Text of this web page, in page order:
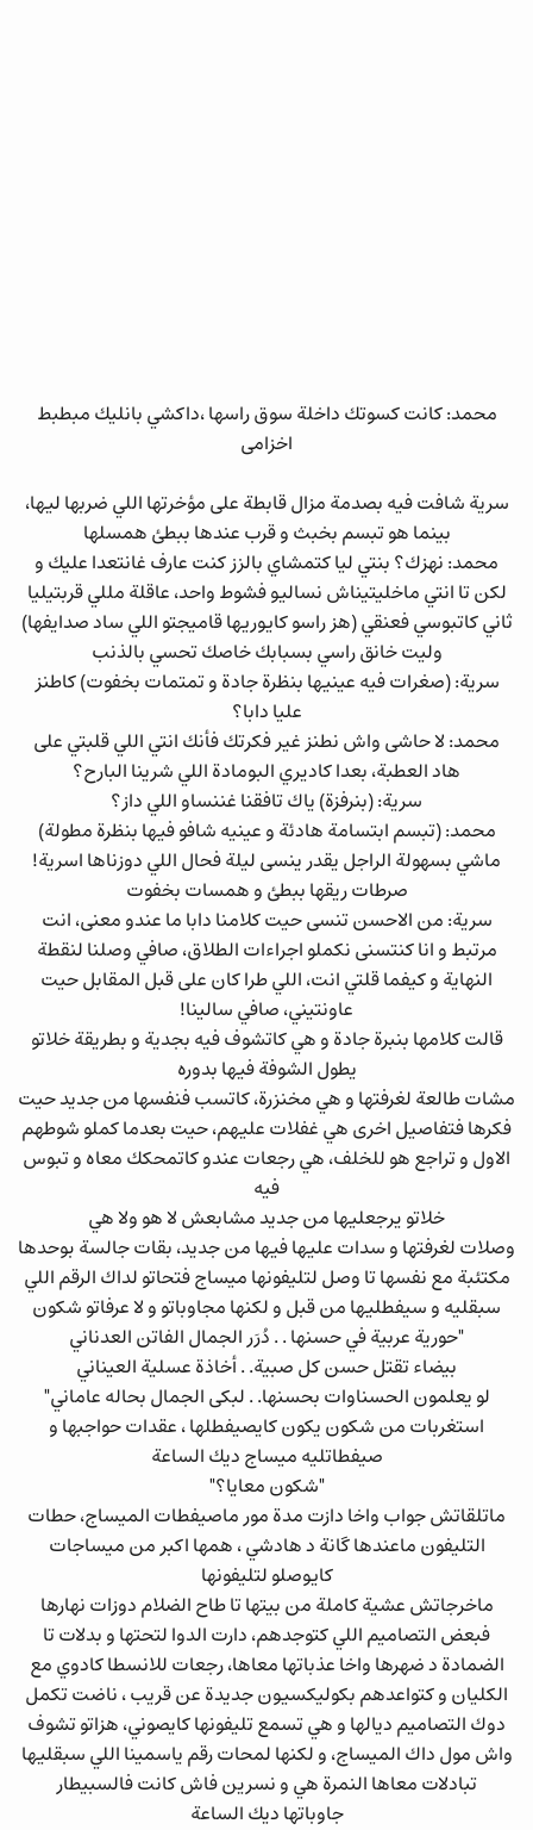
محمد: كانت كسوتك داخلة سوق راسها ،داكشي بانليك مبطبط
اخزامى
سرية شافت فيه بصدمة مزال قابطة على مؤخرتها اللي ضربها ليها،
بينما هو تبسم بخبث و قرب عندها ببطئ همسلها
محمد: نهزك؟ بنتي ليا كتمشاي بالزز كنت عارف غانتعدا عليك و
لكن تا انتي ماخليتيناش نساليو فشوط واحد، عاقلة مللي قربتيليا
ثاني كاتبوسي فعنقي (هز راسو كايوريها قاميجتو اللي ساد صدايفها)
وليت خانق راسي بسبابك خاصك تحسي بالذنب
سرية: (صغرات فيه عينيها بنظرة جادة و تمتمات بخفوت) كاطنز
عليا دابا؟
محمد: لا حاشى واش نطنز غير فكرتك فأنك انتي اللي قلبتي على
هاد العطبة، بعدا كاديري البومادة اللي شرينا البارح؟
سرية: (بنرفزة) ياك تافقنا غننساو اللي داز؟
محمد: (تبسم ابتسامة هادئة و عينيه شافو فيها بنظرة مطولة)
ماشي بسهولة الراجل يقدر ينسى ليلة فحال اللي دوزناها اسرية!
صرطات ريقها ببطئ و همسات بخفوت
سرية: من الاحسن تنسى حيت كلامنا دابا ما عندو معنى، انت
مرتبط و انا كنتسنى نكملو اجراءات الطلاق، صافي وصلنا لنقطة
النهاية و كيفما قلتي انت، اللي طرا كان على قبل المقابل حيت
عاونتيني، صافي سالينا!
قالت كلامها بنبرة جادة و هي كاتشوف فيه بجدية و بطريقة خلاتو
يطول الشوفة فيها بدوره
مشات طالعة لغرفتها و هي مخنزرة، كاتسب فنفسها من جديد حيت
فكرها فتفاصيل اخرى هي غفلات عليهم، حيت بعدما كملو شوطهم
الاول و تراجع هو للخلف، هي رجعات عندو كاتمحكك معاه و تبوس
فيه
خلاتو يرجعليها من جديد مشابعش لا هو ولا هي
وصلات لغرفتها و سدات عليها فيها من جديد، بقات جالسة بوحدها
مكتئبة مع نفسها تا وصل لتليفونها ميساج فتحاتو لداك الرقم اللي
سبقليه و سيفطليها من قبل و لكنها مجاوباتو و لا عرفاتو شكون
"حورية عربية في حسنها . . دُرَر الجمال الفاتن العدناني
بيضاء تقتل حسن كل صبية. . أخاذة عسلية العيناني
لو يعلمون الحسناوات بحسنها. . لبكى الجمال بحاله عاماني"
استغربات من شكون يكون كايصيفطلها ، عقدات حواجبها و
صيفطاتليه ميساج ديك الساعة
"شكون معايا؟"
ماتلقاتش جواب واخا دازت مدة مور ماصيفطات الميساج، حطات
التليفون ماعندها گانة د هادشي ، همها اكبر من ميساجات
كايوصلو لتليفونها
ماخرجاتش عشية كاملة من بيتها تا طاح الضلام دوزات نهارها
فبعض التصاميم اللي كتوجدهم، دارت الدوا لتحتها و بدلات تا
الضمادة د ضهرها واخا عذباتها معاها، رجعات للانسطا كادوي مع
الكليان و كتواعدهم بكوليكسيون جديدة عن قريب ، ناضت تكمل
دوك التصاميم ديالها و هي تسمع تليفونها كايصوني، هزاتو تشوف
واش مول داك الميساج، و لكنها لمحات رقم ياسمينا اللي سبقليها
تبادلات معاها النمرة هي و نسرين فاش كانت فالسبيطار
جاوباتها ديك الساعة